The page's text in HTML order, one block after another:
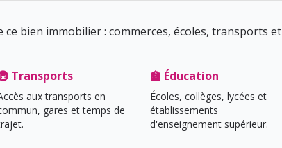
bien immobilier : commerces, écoles, transports et
Transports
aux transports en
gares et temps de
🏫 Éducation
Écoles, collèges, lycées et
établissements
d'enseignement supérieur.